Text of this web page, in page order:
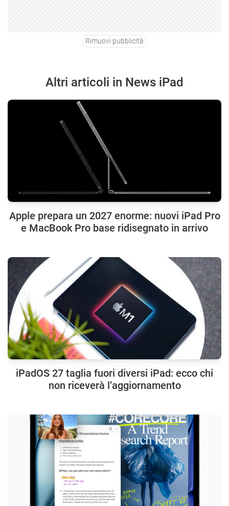
Rimuovi pubblicità
Altri articoli in News iPad
Apple prepara un 2027 enorme: nuovi iPad Pro
e MacBook Pro base ridisegnato in arrivo
iPadOS 27 taglia fuori diversi iPad: ecco chi
non riceverà l’aggiornamento